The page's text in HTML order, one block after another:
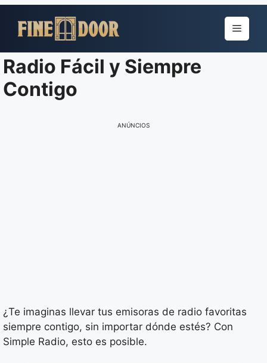
para
conteúdo
Menu
Radio Fácil y Siempre
Contigo
ANÚNCIOS
¿Te imaginas llevar tus emisoras de radio favoritas
siempre contigo, sin importar dónde estés? Con
Simple Radio, esto es posible.